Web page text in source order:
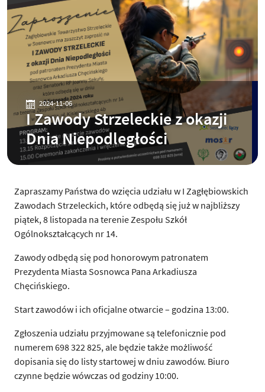
2024-11-06
I Zawody Strzeleckie z okazji
Dnia Niepodległości
Zapraszamy Państwa do wzięcia udziału w I Zagłębiowskich
Zawodach Strzeleckich, które odbędą się już w najbliższy
piątek, 8 listopada na terenie Zespołu Szkół
Ogólnokształcących nr 14.
Zawody odbędą się pod honorowym patronatem
Prezydenta Miasta Sosnowca Pana Arkadiusza
Chęcińskiego.
Start zawodów i ich oficjalne otwarcie – godzina 13:00.
Zgłoszenia udziału przyjmowane są telefonicznie pod
numerem 698 322 825, ale będzie także możliwość
dopisania się do listy startowej w dniu zawodów. Biuro
czynne będzie wówczas od godziny 10:00.